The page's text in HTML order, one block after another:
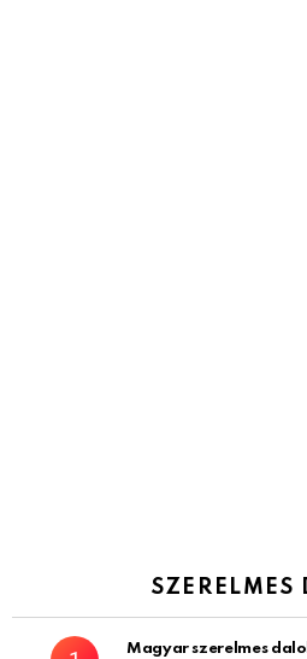
SZERELMES
Magyar szerelmes